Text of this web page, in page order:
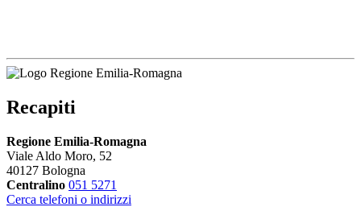
Recapiti
Regione Emilia-Romagna
Viale Aldo Moro, 52
40127 Bologna
Centralino 051 5271
Cerca telefoni o indirizzi